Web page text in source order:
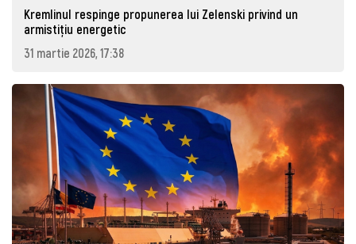
Kremlinul respinge propunerea lui Zelenski privind un
armistițiu energetic
31 martie 2026, 17:38